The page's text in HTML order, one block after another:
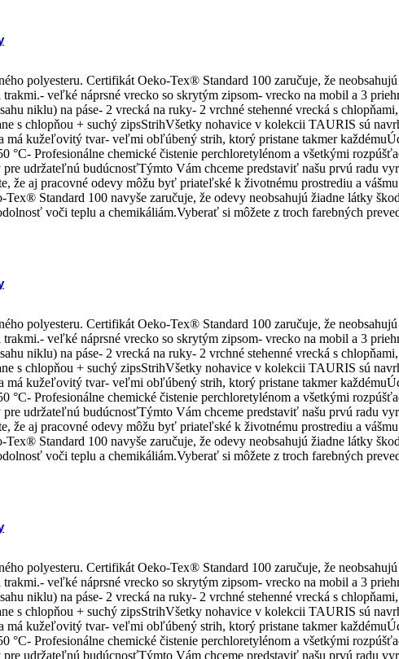
polyesteru. Certifikát Oeko-Tex® Standard 100 zaručuje, že
veľké náprsné vrecko so skrytým zipsom- vrecko na mobil a 3
niklu) na páse- 2 vrecká na ruky- 2 vrchné stehenné vrecká s
s chlopňou + suchý zipsStrihVšetky nohavice v kolekcii TAURIS sú
má kužeľovitý tvar- veľmi obľúbený strih, ktorý pristane takmer
Profesionálne chemické čistenie perchloretylénom a všetkými
udržateľnú budúcnosťTýmto Vám chceme predstaviť našu prvú radu
aj pracovné odevy môžu byť priateľské k životnému prostrediu a
Standard 100 navyše zaručuje, že odevy neobsahujú žiadne látky
voči teplu a chemikáliám.Vyberať si môžete z troch farebných
polyesteru. Certifikát Oeko-Tex® Standard 100 zaručuje, že
veľké náprsné vrecko so skrytým zipsom- vrecko na mobil a 3
niklu) na páse- 2 vrecká na ruky- 2 vrchné stehenné vrecká s
s chlopňou + suchý zipsStrihVšetky nohavice v kolekcii TAURIS sú
má kužeľovitý tvar- veľmi obľúbený strih, ktorý pristane takmer
Profesionálne chemické čistenie perchloretylénom a všetkými
udržateľnú budúcnosťTýmto Vám chceme predstaviť našu prvú radu
aj pracovné odevy môžu byť priateľské k životnému prostrediu a
Standard 100 navyše zaručuje, že odevy neobsahujú žiadne látky
voči teplu a chemikáliám.Vyberať si môžete z troch farebných
polyesteru. Certifikát Oeko-Tex® Standard 100 zaručuje, že
veľké náprsné vrecko so skrytým zipsom- vrecko na mobil a 3
niklu) na páse- 2 vrecká na ruky- 2 vrchné stehenné vrecká s
s chlopňou + suchý zipsStrihVšetky nohavice v kolekcii TAURIS sú
má kužeľovitý tvar- veľmi obľúbený strih, ktorý pristane takmer
Profesionálne chemické čistenie perchloretylénom a všetkými
udržateľnú budúcnosťTýmto Vám chceme predstaviť našu prvú radu